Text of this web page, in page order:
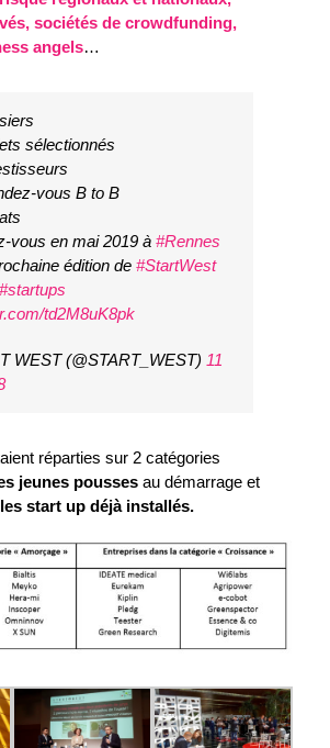
sociétés de crowdfunding,
angels…
sélectionnés
vous B to B
vous en mai 2019 à #Rennes
édition de #StartWest
#startups
td2M8uK8pk
WEST (@START_WEST) 11
réparties sur 2 catégories
jeunes pousses au démarrage et
start up déjà installés.